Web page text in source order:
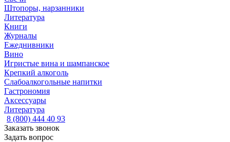
Штопоры, нарзанники
Литература
Книги
Журналы
Ежеднивники
Вино
Игристые вина и шампанское
Крепкий алкоголь
Слабоалкогольные напитки
Гастрономия
Аксессуары
Литература
8 (800) 444 40 93
Заказать звонок
Задать вопрос